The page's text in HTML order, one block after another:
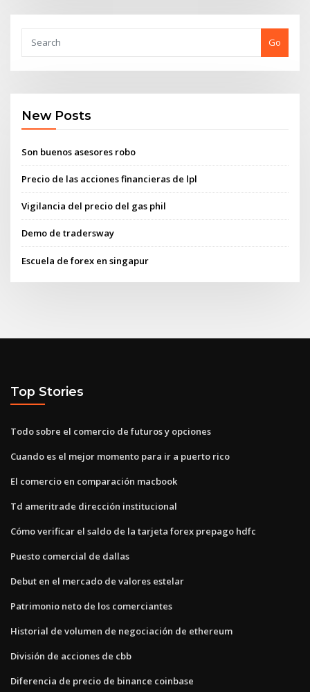
Go
New Posts
Son buenos asesores robo
Precio de las acciones financieras de lpl
Vigilancia del precio del gas phil
Demo de tradersway
Escuela de forex en singapur
Top Stories
Todo sobre el comercio de futuros y opciones
Cuando es el mejor momento para ir a puerto rico
El comercio en comparación macbook
Td ameritrade dirección institucional
Cómo verificar el saldo de la tarjeta forex prepago hdfc
Puesto comercial de dallas
Debut en el mercado de valores estelar
Patrimonio neto de los comerciantes
Historial de volumen de negociación de ethereum
División de acciones de cbb
Diferencia de precio de binance coinbase